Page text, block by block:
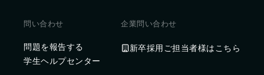
問い合わせ
問題を報告する
学生ヘルプセンター
企業問い合わせ
新卒採用ご担当者様はこちら